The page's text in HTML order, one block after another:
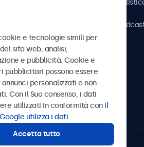
AV e
Sanità
10, 10121 Torino, Italia
e tecnologie simili per
sito web, analisi,
e pubblicità. Cookie e
pubblicitari possono essere
personalizzati e non
Con il Suo consenso, i dati
utilizzati in conformità con il
utilizza i dati.
Accetta tutto